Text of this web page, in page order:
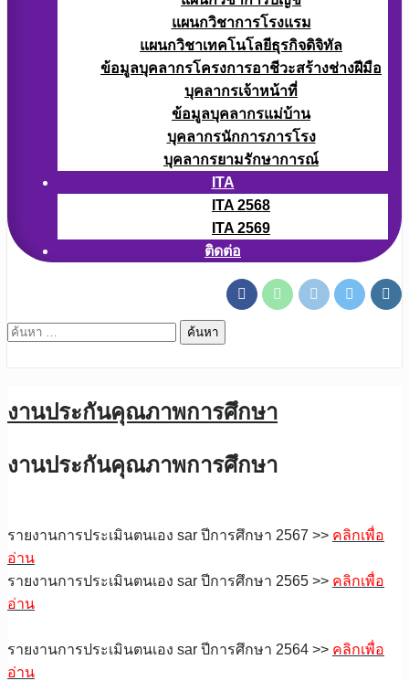
แผนกวิชาการโรงแรม
แผนกวิชาเทคโนโลยีธุรกิจดิจิทัล
ข้อมูลบุคลากรโครงการอาชีวะสร้างช่างฝีมือ
บุคลากรเจ้าหน้าที่
ข้อมูลบุคลากรแม่บ้าน
บุคลากรนักการภารโรง
บุคลากรยามรักษาการณ์
ITA
ITA 2568
ITA 2569
ติดต่อ
ค้นหา
งานประกันคุณภาพการศึกษา
งานประกันคุณภาพการศึกษา
รายงานการประเมินตนเอง sar ปีการศึกษา 2567 >> คลิกเพื่อ
อ่าน
รายงานการประเมินตนเอง sar ปีการศึกษา 2565 >> คลิกเพื่อ
อ่าน
รายงานการประเมินตนเอง sar ปีการศึกษา 2564 >> คลิกเพื่อ
อ่าน